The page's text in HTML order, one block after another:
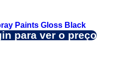
Paints Gloss Black
para ver o preço